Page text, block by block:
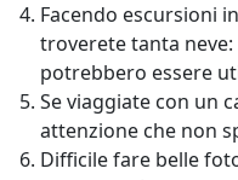
Facendo escursioni
troverete tanta
potrebbero essere
Se viaggiate con un
attenzione che non
Difficile fare belle